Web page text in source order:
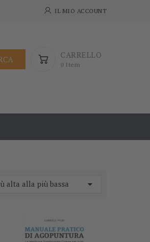
IL MIO ACCOUNT
CARRELLO
0 Item
alta alla più bassa 